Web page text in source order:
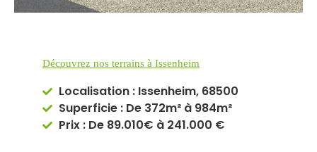
Découvrez nos terrains à Issenheim
Localisation : Issenheim, 68500
Superficie : De 372m² à 984m²
Prix : De 89.010€ à 241.000 €